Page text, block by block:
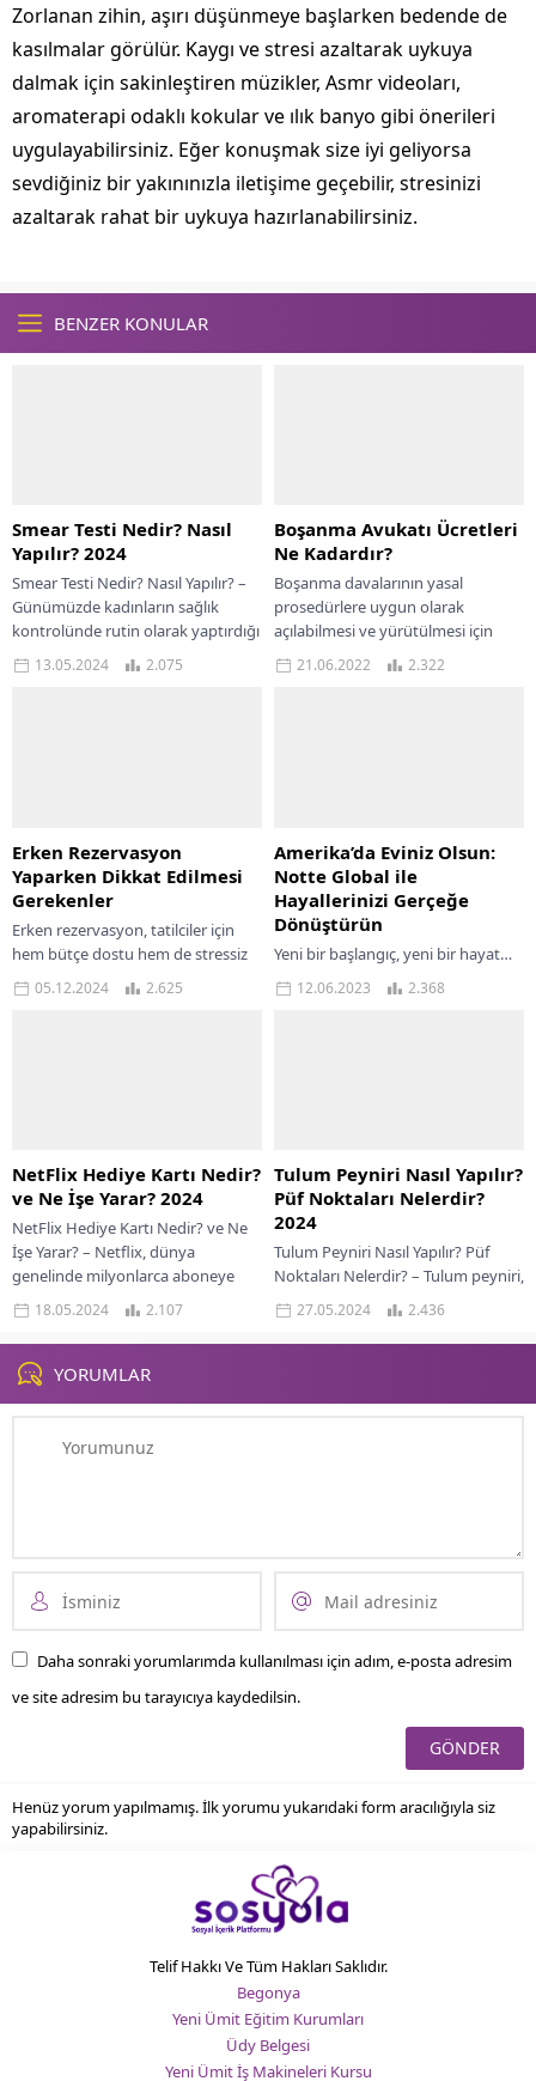
Zorlanan zihin, aşırı düşünmeye başlarken bedende de
kasılmalar görülür. Kaygı ve stresi azaltarak uykuya
dalmak için sakinleştiren müzikler, Asmr videoları,
aromaterapi odaklı kokular ve ılık banyo gibi önerileri
uygulayabilirsiniz. Eğer konuşmak size iyi geliyorsa
sevdiğiniz bir yakınınızla iletişime geçebilir, stresinizi
azaltarak rahat bir uykuya hazırlanabilirsiniz.
BENZER KONULAR
Smear Testi Nedir? Nasıl
Yapılır? 2024
Smear Testi Nedir? Nasıl Yapılır? –
Günümüzde kadınların sağlık
kontrolünde rutin olarak yaptırdığı
smear testi, serviks kanseri başta
olmak üzere...
13.05.2024 2.075
Boşanma Avukatı Ücretleri
Ne Kadardır?
Boşanma davalarının yasal
prosedürlere uygun olarak
açılabilmesi ve yürütülmesi için
avukat ile anlaşmak çok önemlidir.
Çünkü alanında uzman ve
21.06.2022 2.322
Erken Rezervasyon
Yaparken Dikkat Edilmesi
Gerekenler
Erken rezervasyon, tatilciler için
hem bütçe dostu hem de stressiz
bir tatil planlamanın anahtarıdır.
Yaz tatilinden kış kaçamağına
05.12.2024 2.625
Amerika’da Eviniz Olsun:
Notte Global ile
Hayallerinizi Gerçeğe
Dönüştürün
Yeni bir başlangıç, yeni bir hayat…
Peki ya bu hayatın sahnesi
Amerika’da bir ev olsa nasıl olur?
12.06.2023 2.368
NetFlix Hediye Kartı Nedir?
ve Ne İşe Yarar? 2024
NetFlix Hediye Kartı Nedir? ve Ne
İşe Yarar? – Netflix, dünya
genelinde milyonlarca aboneye
sahip popüler bir video akış
hizmetidir....
18.05.2024 2.107
Tulum Peyniri Nasıl Yapılır?
Püf Noktaları Nelerdir?
2024
Tulum Peyniri Nasıl Yapılır? Püf
Noktaları Nelerdir? – Tulum peyniri,
Türk mutfağının önemli peynir
çeşitlerinden biridir ve özellikle Ege
ve...
27.05.2024 2.436
YORUMLAR
Daha sonraki yorumlarımda kullanılması için adım, e-posta adresim
ve site adresim bu tarayıcıya kaydedilsin.
Henüz yorum yapılmamış. İlk yorumu yukarıdaki form aracılığıyla siz
yapabilirsiniz.
Telif Hakkı Ve Tüm Hakları Saklıdır.
Begonya
Yeni Ümit Eğitim Kurumları
Üdy Belgesi
Yeni Ümit İş Makineleri Kursu